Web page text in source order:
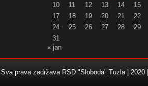
10
11 12 13 14 15
17
18 19 20 21 22
24
25 26 27 28 29
31
« jan
prava zadržava RSD "Sloboda" Tuzla | 2020